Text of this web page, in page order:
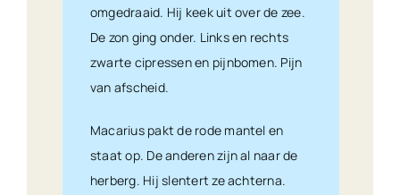
omgedraaid. Hij keek uit over de zee.
De zon ging onder. Links en rechts
zwarte cipressen en pijnbomen. Pijn
van afscheid.
Macarius pakt de rode mantel en
staat op. De anderen zijn al naar de
herberg. Hij slentert ze achterna.